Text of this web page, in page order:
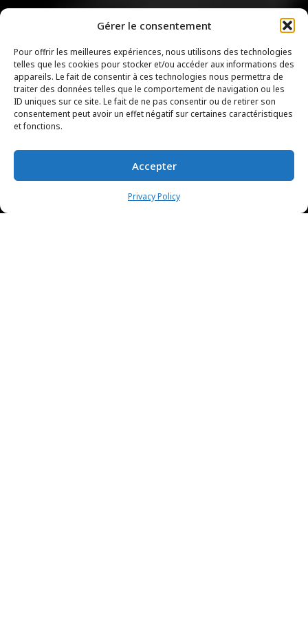
Gérer le consentement
Pour offrir les meilleures expériences, nous utilisons des technologies
telles que les cookies pour stocker et/ou accéder aux informations des
appareils. Le fait de consentir à ces technologies nous permettra de
traiter des données telles que le comportement de navigation ou les
ID uniques sur ce site. Le fait de ne pas consentir ou de retirer son
consentement peut avoir un effet négatif sur certaines caractéristiques
et fonctions.
Accepter
Privacy Policy